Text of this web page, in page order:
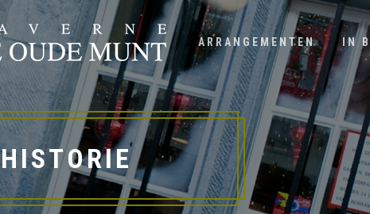
ARRANGEMENTEN IN
HISTORIE